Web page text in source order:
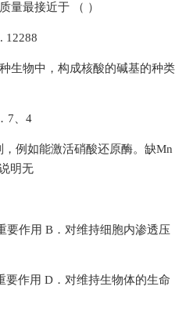
量最接近于 （ ）
12288
生物中，构成核酸的碱基的种类
7、4
例如能激活硝酸还原酶。缺Mn
明无
要作用 B．对维持细胞内渗透压
要作用 D．对维持生物体的生命